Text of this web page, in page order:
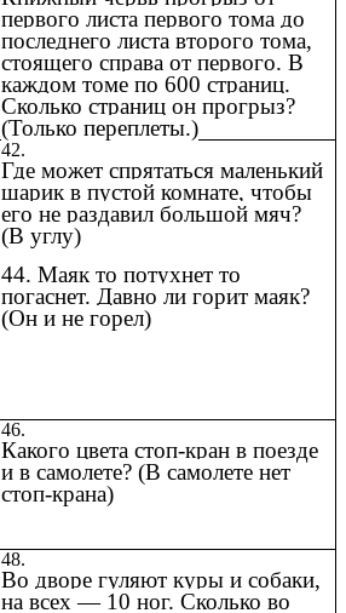
первого листа первого тома до
последнего листа второго тома,
стоящего справа от первого. В
каждом томе по 600 страниц.
Сколько страниц он прогрыз?
(Только переплеты.)
42.
Где может спрятаться маленький
шарик в пустой комнате, чтобы
его не раздавил большой мяч?
(В углу)
44. Маяк то потухнет то
погаснет. Давно ли горит маяк?
(Он и не горел)
46.
Какого цвета стоп-кран в поезде
и в самолете? (В самолете нет
стоп-крана)
48.
Во дворе гуляют куры и собаки,
на всех — 10 ног. Сколько во